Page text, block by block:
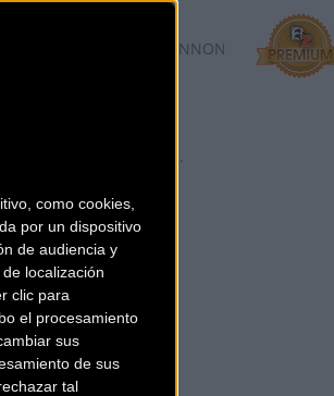
como cookies,
por un dispositivo
de audiencia y
localización
clic para
el procesamiento
sus
de sus
tal
BMC, CANNONDALE, GIANT, LIV,
online, es una de las
Sanferbike cuenta co ...